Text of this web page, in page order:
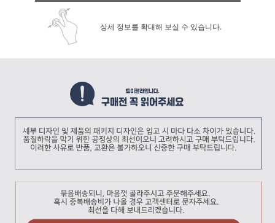
상세 정보를 확대해 보실 수 있습니다.